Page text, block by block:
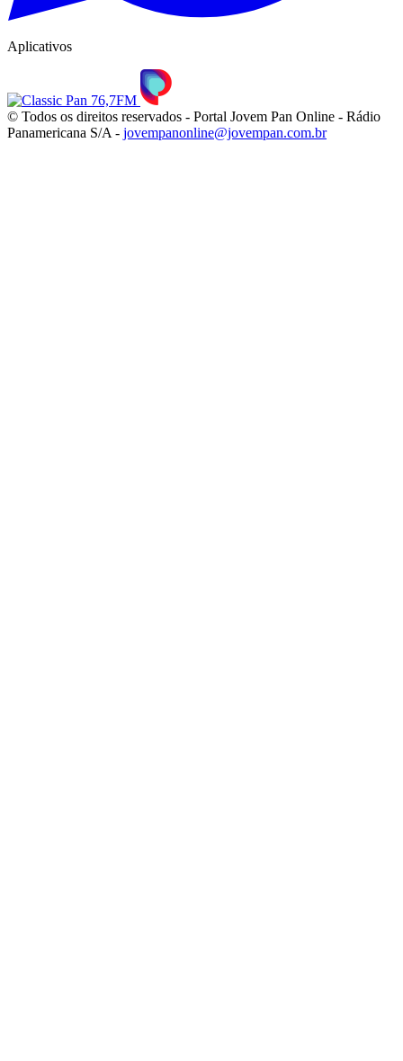
Aplicativos
© Todos os direitos reservados - Portal Jovem Pan Online - Rádio
Panamericana S/A - jovempanonline@jovempan.com.br